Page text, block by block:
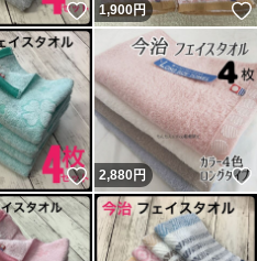
いいね！
1,900円
いいね！
2,880円